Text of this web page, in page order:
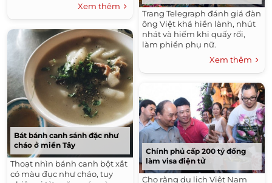
Xem thêm
Bát bánh canh sánh đặc như
cháo ở miền Tây
Thoạt nhìn bánh canh bột xắt
có màu đục như cháo, tuy
Trang Telegraph đánh giá đàn
ông Việt khá hiền lành, nhút
nhát và hiếm khi quấy rối,
làm phiền phụ nữ.
Xem thêm
Chính phủ cấp 200 tỷ đồng
làm visa điện tử
Cho rằng du lịch Việt Nam